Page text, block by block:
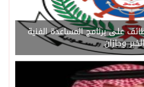
على برنامج المساعدة الفنية
وجازان